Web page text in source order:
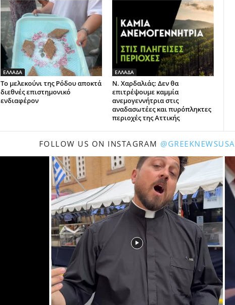
ΕΛΛΑΔΑ
Το μελεκούνι της Ρόδου αποκτά
διεθνές επιστημονικό
ενδιαφέρον
ΕΛΛΑΔΑ
Ν. Χαρδαλιάς: Δεν θα
επιτρέψουμε καμμία
ανεμογεννήτρια στις
αναδασωτέες και πυρόπληκτες
περιοχές της Αττικής
FOLLOW US ON INSTAGRAM @GREEKNEWSUSA